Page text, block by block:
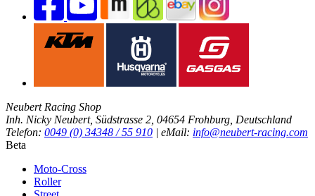
Neubert Racing Shop
Inh. Nicky Neubert, Südstrasse 2, 04654 Frohburg, Deutschland
Telefon: 0049 (0) 34348 / 55 910 | eMail: info@neubert-racing.com
Beta
Moto-Cross
Roller